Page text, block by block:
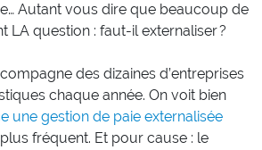
Autant vous dire que beaucoup de
LA question : faut-il externaliser ?
des dizaines d’entreprises
chaque année. On voit bien
une gestion de paie externalisée
fréquent. Et pour cause : le